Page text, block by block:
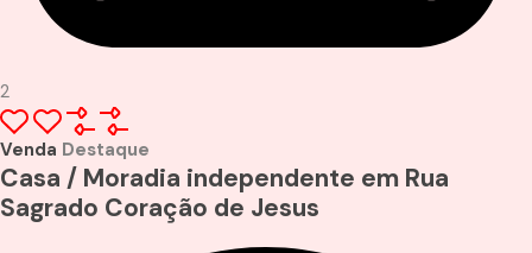
2
Venda Destaque
Casa / Moradia independente em Rua
Sagrado Coração de Jesus